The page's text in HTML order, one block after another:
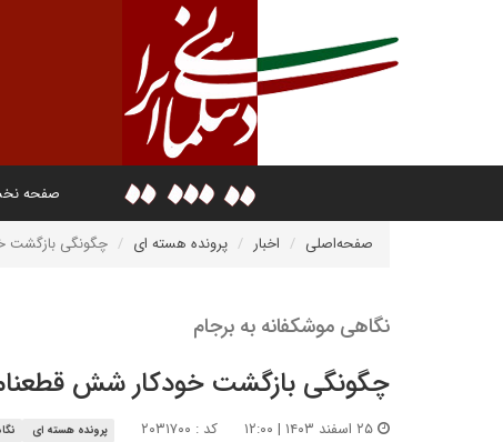
صفحه
صفحه‌اصلی اخبار پرونده هسته ای چگونگی بازگشت
نگاهی موشکفانه به برجام
چگونگی بازگشت خودکار شش
کد : ۲۰۳۱۷۰۰ پرونده هسته ای